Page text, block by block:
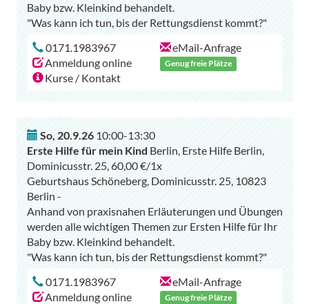
Baby bzw. Kleinkind behandelt.
"Was kann ich tun, bis der Rettungsdienst kommt?"
0171.1983967
eMail-Anfrage
Anmeldung online
Genug freie Plätze
Kurse / Kontakt
So, 20.9.26 10:00-13:30
Erste Hilfe für mein Kind Berlin, Erste Hilfe Berlin,
Dominicusstr. 25, 60,00 €/1x
Geburtshaus Schöneberg, Dominicusstr. 25, 10823
Berlin -
Anhand von praxisnahen Erläuterungen und Übungen
werden alle wichtigen Themen zur Ersten Hilfe für Ihr
Baby bzw. Kleinkind behandelt.
"Was kann ich tun, bis der Rettungsdienst kommt?"
0171.1983967
eMail-Anfrage
Anmeldung online
Genug freie Plätze